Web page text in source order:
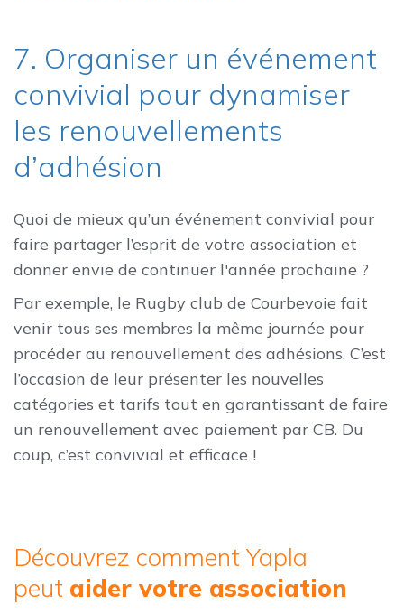
7. Organiser un événement
convivial pour dynamiser
les renouvellements
d’adhésion
Quoi de mieux qu’un événement convivial pour
faire partager l’esprit de votre association et
donner envie de continuer l'année prochaine ?
Par exemple, le Rugby club de Courbevoie fait
venir tous ses membres la même journée pour
procéder au renouvellement des adhésions. C’est
l’occasion de leur présenter les nouvelles
catégories et tarifs tout en garantissant de faire
un renouvellement avec paiement par CB. Du
coup, c’est convivial et efficace !
Découvrez comment Yapla
peut aider votre association